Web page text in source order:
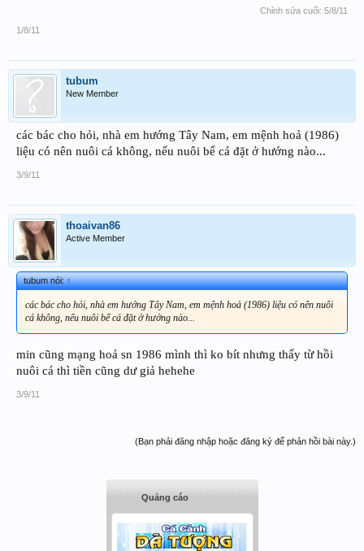
Chỉnh sửa cuối: 5/8/11
1/8/11
tubum
New Member
các bác cho hỏi, nhà em hướng Tây Nam, em mệnh hoả (1986)
liệu có nên nuôi cá không, nếu nuôi bể cá đặt ở hướng nào...
3/9/11
thoaivan86
Active Member
tubum nói:↑
các bác cho hỏi, nhà em hướng Tây Nam, em mệnh hoả (1986) liệu có nên nuôi
cá không, nếu nuôi bể cá đặt ở hướng nào...
min cũng mạng hoả sn 1986 mình thì ko bít nhưng thấy từ hồi
nuôi cá thì tiền cũng dư giả hehehe
3/9/11
(Bạn phải đăng nhập hoặc đăng ký để phản hồi bài này.)
Quảng cáo